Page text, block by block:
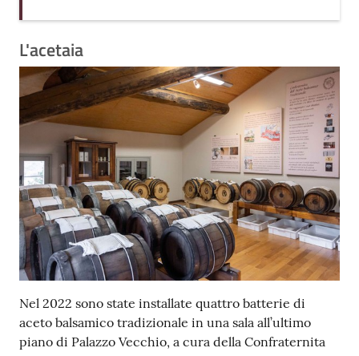
L'acetaia
Nel 2022 sono state installate quattro batterie di
aceto balsamico tradizionale in una sala all’ultimo
piano di Palazzo Vecchio, a cura della Confraternita